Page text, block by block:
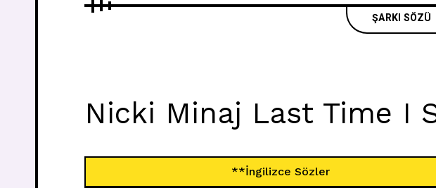
ŞARKI SÖZÜ
Nicki Minaj Last Time I
**İngilizce Sözler